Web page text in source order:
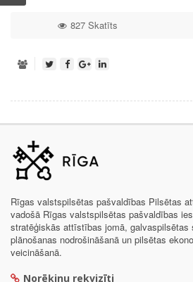
827 Skatīts
Rīgas valstspilsētas pašvaldības Pilsētas
vadošā Rīgas valstspilsētas pašvaldības
stratēģiskās attīstības jomā, galvaspilsētas
plānošanas nodrošināšanā un pilsētas
veicināšanā.
Norēķinu rekvizīti